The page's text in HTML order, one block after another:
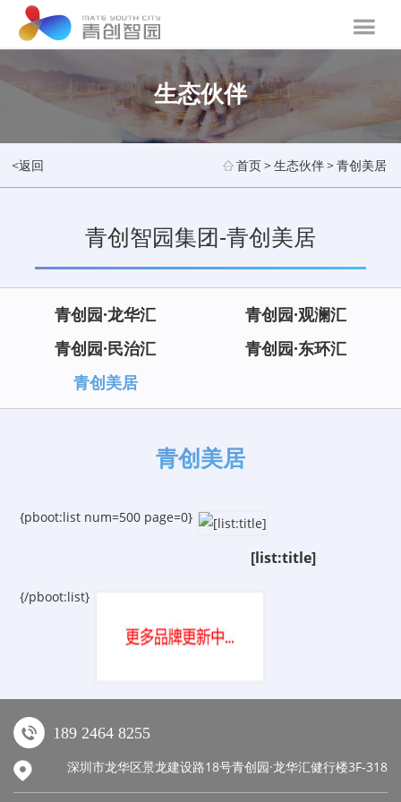
生态伙伴
<返回 首页>生态伙伴>青创美居
青创智园集团-青创美居
青创园·龙华汇
青创园·观澜汇
青创园·民治汇
青创园·东环汇
青创美居
青创美居
{pboot:list num=500 page=0}
[list:title]
{/pboot:list}
189 2464 8255
深圳市龙华区景龙建设路18号青创园·龙华汇健行楼3F-318